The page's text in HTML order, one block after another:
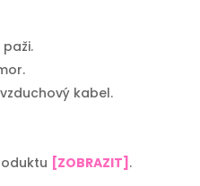
kabel.
[ZOBRAZIT] .